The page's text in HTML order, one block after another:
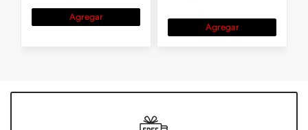
Agregar
Agregar